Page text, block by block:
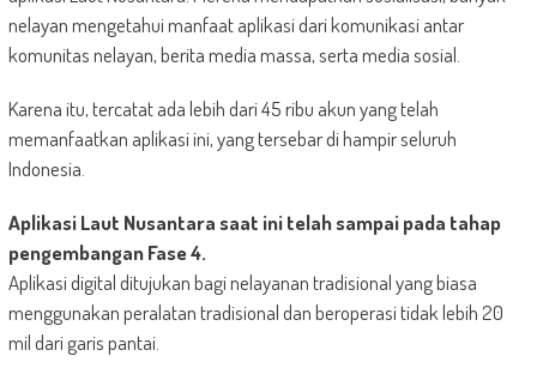
nelayan mengetahui manfaat aplikasi dari komunikasi antar
komunitas nelayan, berita media massa, serta media sosial.
Karena itu, tercatat ada lebih dari 45 ribu akun yang telah
memanfaatkan aplikasi ini, yang tersebar di hampir seluruh
Indonesia.
Aplikasi Laut Nusantara saat ini telah sampai pada tahap
pengembangan Fase 4.
Aplikasi digital ditujukan bagi nelayanan tradisional yang biasa
menggunakan peralatan tradisional dan beroperasi tidak lebih 20
mil dari garis pantai.